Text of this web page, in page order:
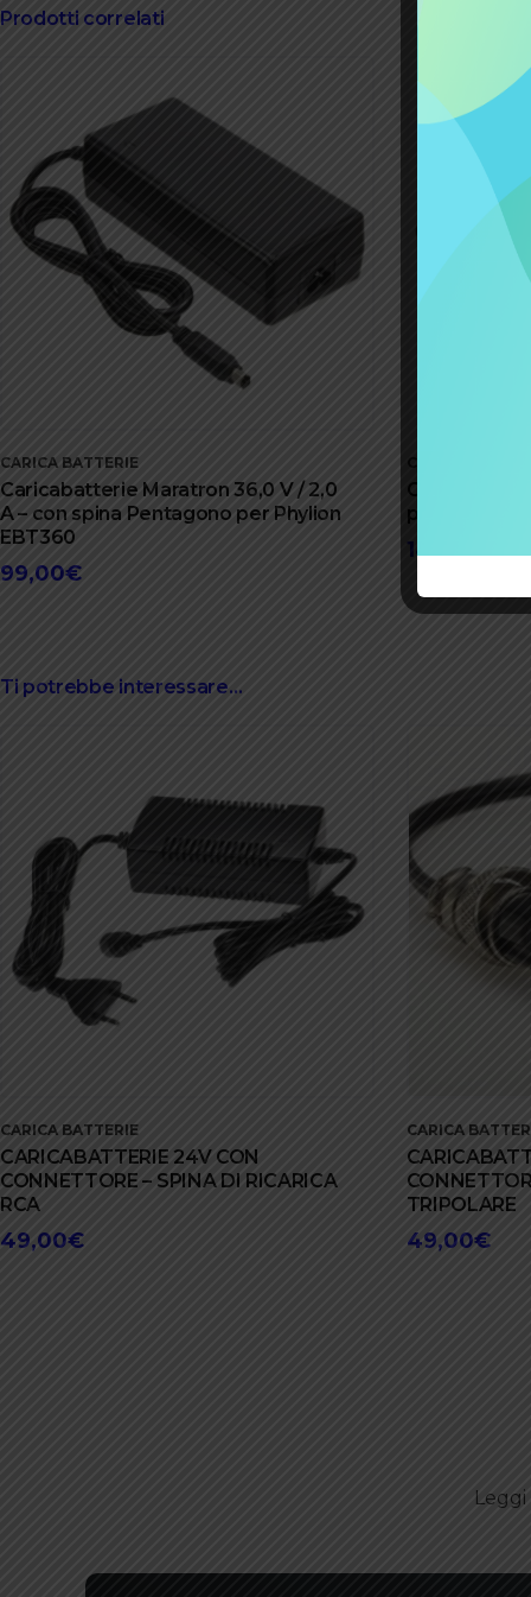
Prodotti correlati
CARICA BATTERIE
Caricabatterie Maratron 36,0 V / 2,0
A – con spina Pentagono per Phylion
EBT360
99,00€
per batterie
149,00€
Ti potrebbe interessare…
CARICA BATTERIE
CARICABATTERIE 24V CON
CONNETTORE – SPINA DI RICARICA
RCA
49,00€
CARICA
TRIPOLARE
49,00€